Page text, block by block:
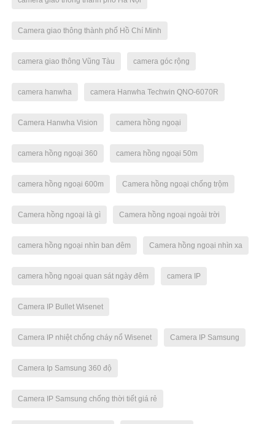
Camera giao thông thành phố Hồ Chí Minh
camera giao thông Vũng Tàu camera góc rộng
camera hanwha camera Hanwha Techwin QNO-6070R
Camera Hanwha Vision camera hồng ngoại
camera hồng ngoại 360 camera hồng ngoại 50m
camera hồng ngoại 600m Camera hồng ngoại chống trộm
Camera hồng ngoại là gì Camera hồng ngoại ngoài trời
camera hồng ngoại nhìn ban đêm Camera hồng ngoại nhìn xa
camera hồng ngoại quan sát ngày đêm camera IP
Camera IP Bullet Wisenet
Camera IP nhiệt chống cháy nổ Wisenet Camera IP Samsung
Camera Ip Samsung 360 độ
Camera IP Samsung chống thời tiết giá rẻ